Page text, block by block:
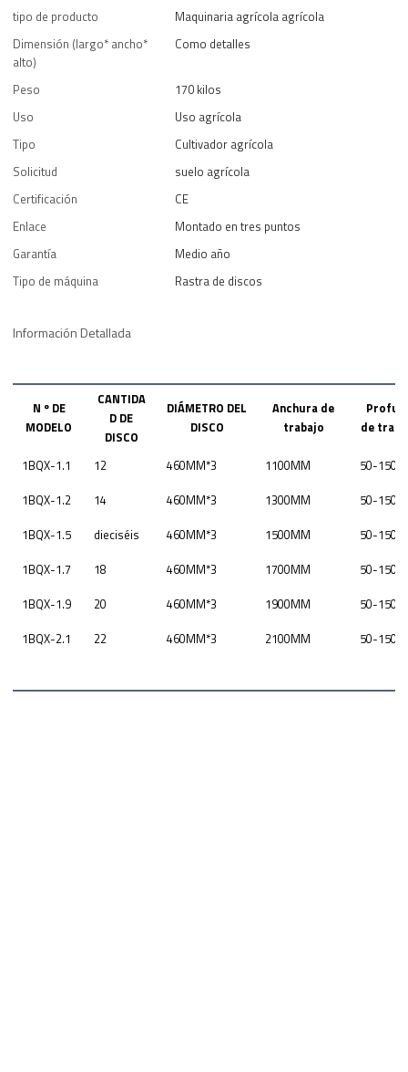
tipo de producto
Maquinaria agrícola agrícola
Dimensión (largo* ancho*
alto)
Como detalles
Peso
170 kilos
Uso
Uso agrícola
Tipo
Cultivador agrícola
Solicitud
suelo agrícola
Certificación
CE
Enlace
Montado en tres puntos
Garantía
Medio año
Tipo de máquina
Rastra de discos
Información Detallada
N º DE
MODELO
CANTIDA
D DE
DISCO
DIÁMETRO DEL
DISCO
Anchura de
trabajo
de
1BQX-1.1 12 460MM*3 1100MM
50-150
1BQX-1.2
14 460MM*3 1300MM
50-150
1BQX-1.5
dieciséis 460MM*3 1500MM
50-150
1BQX-1.7
18 460MM*3 1700MM
50-150
1BQX-1.9
20 460MM*3 1900MM
50-150
1BQX-2.1
22 460MM*3 2100MM 50-150